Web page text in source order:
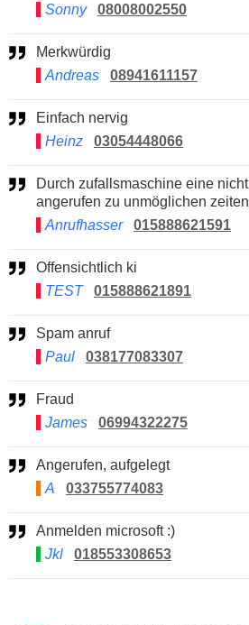
Sonny
08008002550
Merkwürdig
Andreas
08941611157
Einfach nervig
Heinz
03054448066
Durch zufallsmaschine eine nicht gelistete rufnummer
angerufen zu unmöglichen zeiten
Anrufhasser
015888621591
Offensichtlich ki
TEST
015888621891
Spam anruf
Paul
038177083307
Fraud
James
06994322275
Angerufen, aufgelegt
A
033755774083
Anmelden microsoft :)
Jkl
018553308653